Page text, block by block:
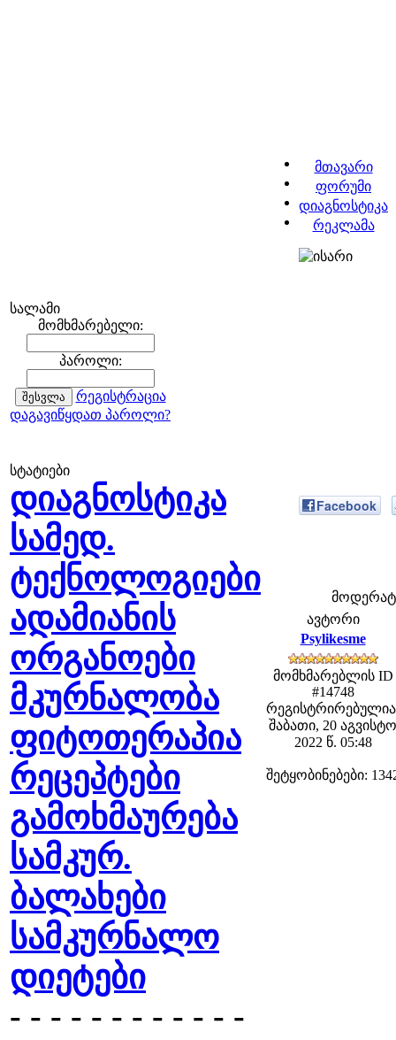
მთავარი
ფორუმი
დიაგნოსტიკა
რეკლამა
სალამი
მომხმარებელი:
პაროლი:
რეგისტრაცია
დაგავიწყდათ პაროლი?
სტატიები
დიაგნოსტიკა
სამედ.
ტექნოლოგიები
ადამიანის
ორგანოები
მკურნალობა
ფიტოთერაპია
რეცეპტები
გამოხმაურება
სამკურ.
ბალახები
სამკურნალო
დიეტები
- - - - - - - - - - - -
Facebook
ავტორი
Psylikesme
მომხმარებლის ID
#14748
შაბათი, 20 აგვისტო
2022 წ. 05:48
შეტყობინებები: